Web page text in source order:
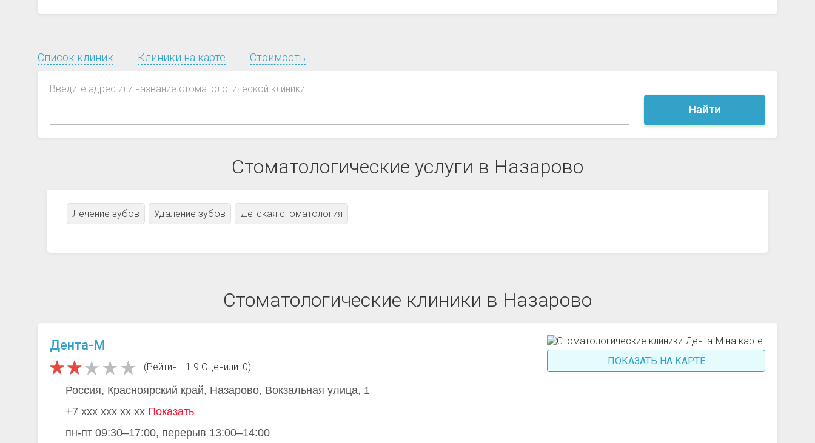
Список клиник Клиники на карте Стоимость
Введите адрес или название стоматологической клиники
Найти
Стоматологические услуги в Назарово
Лечение зубов Удаление зубов Детская стоматология
Стоматологические клиники в Назарово
Дента-М
(Рейтинг: 1.9 Оценили: 0)
Россия, Красноярский край, Назарово, Вокзальная улица, 1
+7 xxx xxx xx xx Показать
пн-пт 09:30–17:00, перерыв 13:00–14:00
ПОКАЗАТЬ НА КАРТЕ